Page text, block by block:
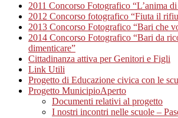
2011 Concorso Fotografico “L’anima
2012 Concorso fotografico “Fiuta il
2013 Concorso Fotografico “Bari che
2014 Concorso Fotografico “Bari da
dimenticare”
Cittadinanza attiva per Genitori e Figli
Link Utili
Progetto di Educazione civica con le
Progetto MunicipioAperto
Documenti relativi al progetto
I nostri incontri nelle scuole –